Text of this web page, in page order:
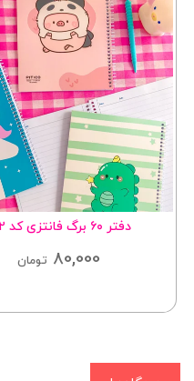
دفتر ۶۰ برگ فانتزی کد ۳۱۲
80,000 تومان